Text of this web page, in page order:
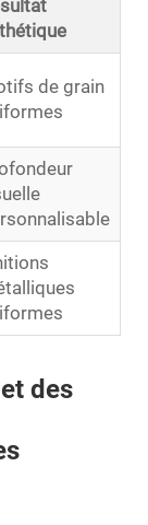
de grain
des